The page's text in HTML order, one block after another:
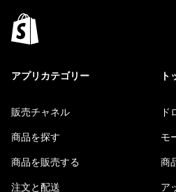
アプリカテゴリー
販売チャネル
商品を探す
商品を販売する
注文と配送
ト
ド
モ
商
ア